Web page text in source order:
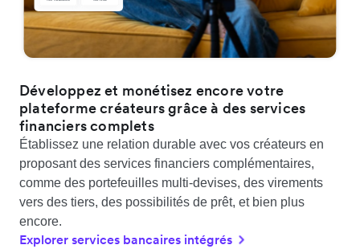
Développez et monétisez encore votre
plateforme créateurs grâce à des services
financiers complets
Établissez une relation durable avec vos créateurs en
proposant des services financiers complémentaires,
comme des portefeuilles multi-devises, des virements
vers des tiers, des possibilités de prêt, et bien plus
encore.
Explorer services bancaires intégrés